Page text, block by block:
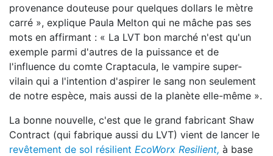
provenance douteuse pour quelques dollars le mètre
carré », explique Paula Melton qui ne mâche pas ses
mots en affirmant : « La LVT bon marché n'est qu'un
exemple parmi d'autres de la puissance et de
l'influence du comte Craptacula, le vampire super-
vilain qui a l'intention d'aspirer le sang non seulement
de notre espèce, mais aussi de la planète elle-même ».
La bonne nouvelle, c'est que le grand fabricant Shaw
Contract (qui fabrique aussi du LVT) vient de lancer le
revêtement de sol résilient EcoWorx Resilient, à base